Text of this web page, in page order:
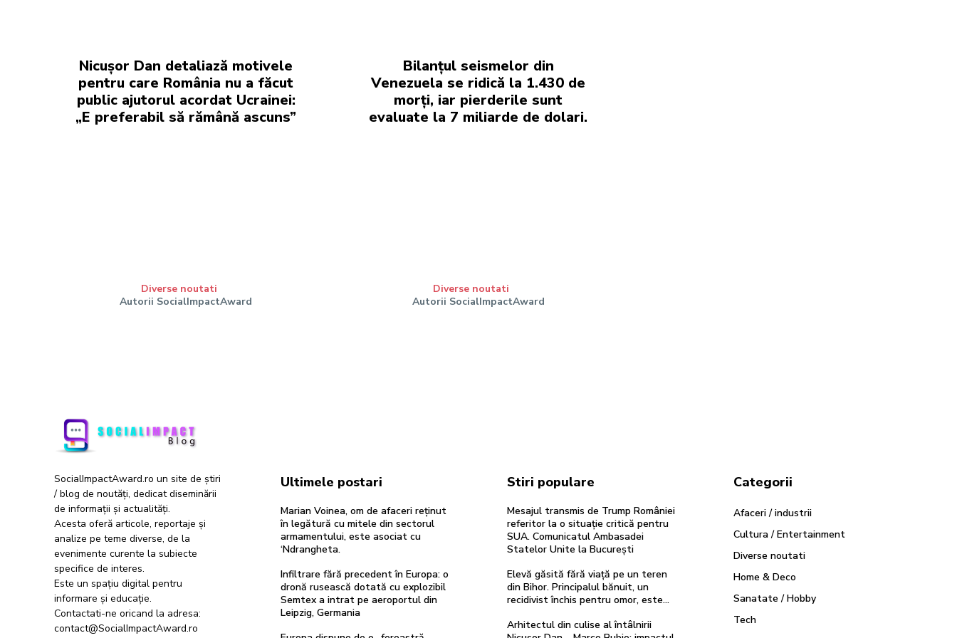
Nicușor Dan detaliază motivele
pentru care România nu a făcut
public ajutorul acordat Ucrainei:
„E preferabil să rămână ascuns”
Diverse noutati
Autorii SocialImpactAward
Bilanțul seismelor din
Venezuela se ridică la 1.430 de
morți, iar pierderile sunt
evaluate la 7 miliarde de dolari.
Diverse noutati
Autorii SocialImpactAward
SocialImpactAward.ro un site de știri
/ blog de noutăți, dedicat diseminării
de informații și actualități.
Acesta oferă articole, reportaje și
analize pe teme diverse, de la
evenimente curente la subiecte
specifice de interes.
Este un spațiu digital pentru
informare și educație.
Contactati-ne oricand la adresa:
contact@SocialImpactAward.ro
Ultimele postari
Marian Voinea, om de afaceri reținut
în legătură cu mitele din sectorul
armamentului, este asociat cu
‘Ndrangheta.
Infiltrare fără precedent în Europa: o
dronă rusească dotată cu explozibil
Semtex a intrat pe aeroportul din
Leipzig, Germania
Stiri populare
Mesajul transmis de Trump României
referitor la o situație critică pentru
SUA. Comunicatul Ambasadei
Statelor Unite la București
Elevă găsită fără viață pe un teren
din Bihor. Principalul bănuit, un
recidivist închis pentru omor, este…
Arhitectul din culise al întâlnirii
Categorii
Afaceri / industrii
Cultura / Entertainment
Diverse noutati
Home & Deco
Sanatate / Hobby
Tech